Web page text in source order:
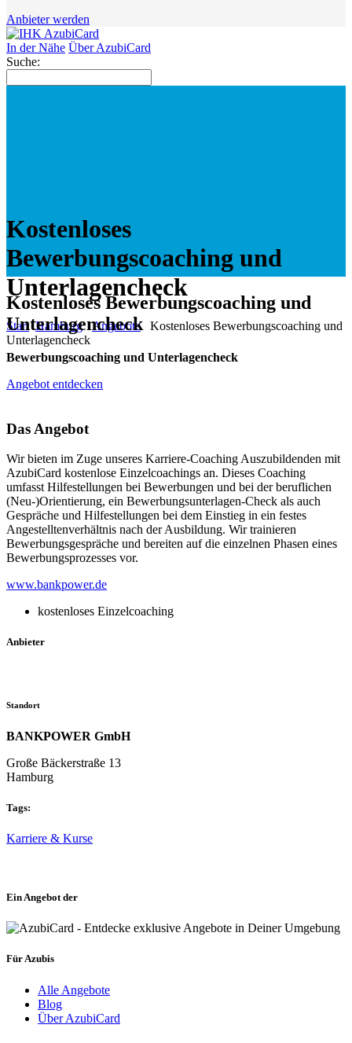
Anbieter werden
In der Nähe Über AzubiCard
Suche:
Kostenloses
Bewerbungscoaching und
Unterlagencheck
Start Hamburg Angebote
Kostenloses Bewerbungscoaching und
Unterlagencheck
Kostenloses Bewerbungscoaching und
Unterlagencheck
Bewerbungscoaching und Unterlagencheck
Angebot entdecken
Das Angebot
Wir bieten im Zuge unseres Karriere-Coaching Auszubildenden mit
AzubiCard kostenlose Einzelcoachings an. Dieses Coaching
umfasst Hilfestellungen bei Bewerbungen und bei der beruflichen
(Neu-)Orientierung, ein Bewerbungsunterlagen-Check als auch
Gespräche und Hilfestellungen bei dem Einstieg in ein festes
Angestelltenverhältnis nach der Ausbildung. Wir trainieren
Bewerbungsgespräche und bereiten auf die einzelnen Phasen eines
Bewerbungsprozesses vor.
www.bankpower.de
kostenloses Einzelcoaching
Anbieter
Standort
BANKPOWER GmbH
Große Bäckerstraße 13
Hamburg
Tags:
Karriere & Kurse
Ein Angebot der
Für Azubis
Alle Angebote
Blog
Über AzubiCard